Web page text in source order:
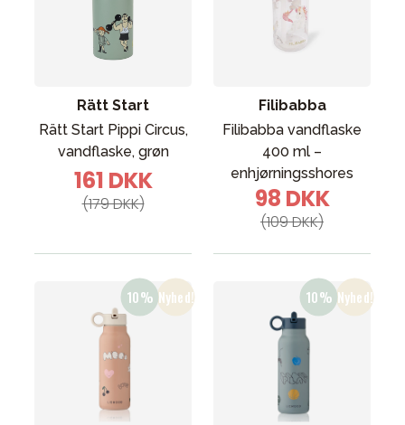
Rätt Start
Rätt Start Pippi Circus,
vandflaske, grøn
161 DKK
(179 DKK)
Filibabba
Filibabba vandflaske
400 ml –
enhjørningsshores
98 DKK
(109 DKK)